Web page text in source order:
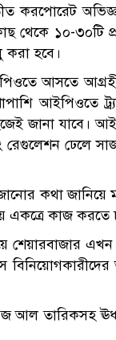
করপোরেট
থেকে ১০-৩০টি
করা হবে।
আসতে
আইপিওতে
জানা যাবে।
রেগুলেশন ঢেলে
কথা জানিয়ে
একত্রে কাজ করতে
শেয়ারবাজার
বিনিয়োগকারীদের
আল তারিকসহ